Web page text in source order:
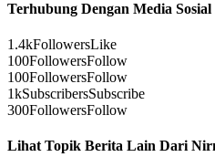
Terhubung Dengan Media
1.4kFollowersLike
100FollowersFollow
100FollowersFollow
1kSubscribersSubscribe
300FollowersFollow
Lihat Topik Berita Lain Dari